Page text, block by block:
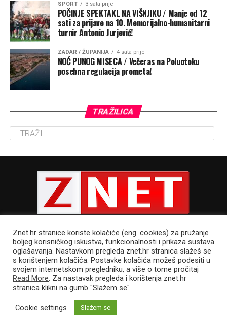
SPORT 3 sata prije
POČINJE SPEKTAKL NA VIŠNJIKU / Manje od 12
sati za prijave na 10. Memorijalno-humanitarni
turnir Antonio Jurjević!
ZADAR / ŽUPANIJA 4 sata prije
NOĆ PUNOG MISECA / Večeras na Poluotoku
posebna regulacija prometa!
TRAŽILICA
POLITIKA PRIVATNOSTI UVJETI KORIŠTENJA
IMPRESSUM
CJENIK OGLAŠAVANJA
Znet.hr stranice koriste kolačiće (eng. cookies) za pružanje
boljeg korisničkog iskustva, funkcionalnosti i prikaza sustava
oglašavanja. Nastavkom pregleda znet.hr stranica slažeš se
s korištenjem kolačića. Postavke kolačića možeš podesiti u
svojem internetskom pregledniku, a više o tome pročitaj
Read More. Za nastavak pregleda i korištenja znet.hr
stranica klikni na gumb "Slažem se"
Cookie settings Slažem se